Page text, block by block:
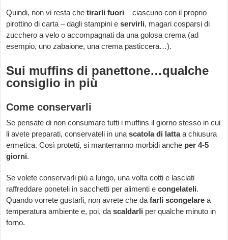
Quindi, non vi resta chetirarli fuori – ciascuno con il proprio
pirottino di carta – dagli stampini eservirli, magari cosparsi di
zucchero a velo o accompagnati da una golosa crema (ad
esempio, uno zabaione, una crema pasticcera…).
Sui muffins di panettone…qualche
consiglio in più
Come conservarli
Se pensate di non consumare tutti i muffins il giorno stesso in cui
li avete preparati, conservateli in unascatola di lattaa chiusura
ermetica. Così protetti, si manterranno morbidi anche per 4-5
giorni.
Se volete conservarli più a lungo, una volta cotti e lasciati
raffreddare poneteli in sacchetti per alimenti econgelateli.
Quando vorrete gustarli, non avrete che da farli scongelare a
temperatura ambiente e, poi, dascaldarli per qualche minuto in
forno.